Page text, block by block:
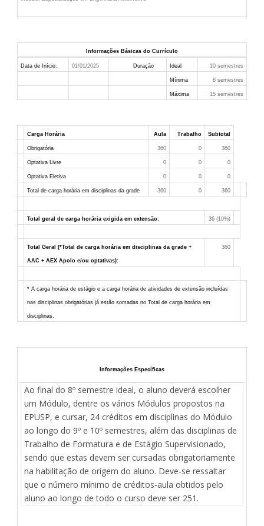
Informações Básicas do Currículo
Data de Início: 01/01/2025 Duração Ideal 10 semestres
Mínima 8 semestres
Máxima 15 semestres
Carga Horária Aula Trabalho Subtotal
Obrigatória 360 0 360
Optativa Livre 0 0 0
Optativa Eletiva 0 0 0
Total de carga horária em disciplinas da grade 360 0 360
Total geral de carga horária exigida em extensão: 36 (10%)
Total Geral (*Total de carga horária em disciplinas da grade +
AAC + AEX Apolo e/ou optativas):
360
* A carga horária de estágio e a carga horária de atividades de extensão incluídas
nas disciplinas obrigatórias já estão somadas no Total de carga horária em
disciplinas.
Informações Específicas
Ao final do 8º semestre ideal, o aluno deverá escolher
um Módulo, dentre os vários Módulos propostos na
EPUSP, e cursar, 24 créditos em disciplinas do Módulo
ao longo do 9º e 10º semestres, além das disciplinas de
Trabalho de Formatura e de Estágio Supervisionado,
sendo que estas devem ser cursadas obrigatoriamente
na habilitação de origem do aluno. Deve-se ressaltar
que o número mínimo de créditos-aula obtidos pelo
aluno ao longo de todo o curso deve ser 251.